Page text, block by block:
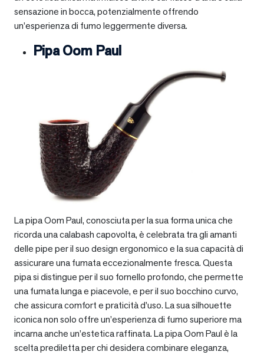
sensazione in bocca, potenzialmente offrendo
un’esperienza di fumo leggermente diversa.
Pipa Oom Paul
La pipa Oom Paul, conosciuta per la sua forma unica che
ricorda una calabash capovolta, è celebrata tra gli amanti
delle pipe per il suo design ergonomico e la sua capacità di
assicurare una fumata eccezionalmente fresca. Questa
pipa si distingue per il suo fornello profondo, che permette
una fumata lunga e piacevole, e per il suo bocchino curvo,
che assicura comfort e praticità d’uso. La sua silhouette
iconica non solo offre un’esperienza di fumo superiore ma
incarna anche un’estetica raffinata. La pipa Oom Paul è la
scelta prediletta per chi desidera combinare eleganza,